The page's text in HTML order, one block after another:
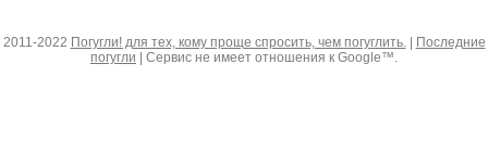
2011-2022 Погугли! для тех, кому проще спросить, чем погуглить.|
Последние
погугли | Сервис не имеет отношения к Google™.